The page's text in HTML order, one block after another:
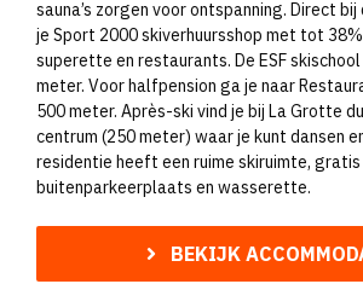
sauna’s zorgen voor ontspanning. Direct
je Sport 2000 skiverhuursshop met tot
superette en restaurants. De ESF
meter. Voor halfpension ga je naar
500 meter. Après-ski vind je bij La Grotte
centrum (250 meter) waar je kunt dansen
residentie heeft een ruime skiruimte, gratis
buitenparkeerplaats en wasserette.
BEKIJK